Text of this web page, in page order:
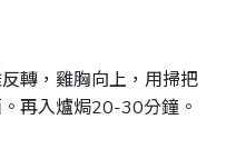
轉，雞胸向上，用掃把
再入爐焗20-30分鐘。